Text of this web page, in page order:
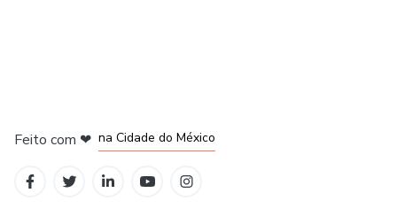
Feito com ❤ na Cidade do México